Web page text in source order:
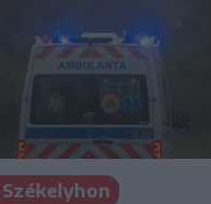
Székelyhon